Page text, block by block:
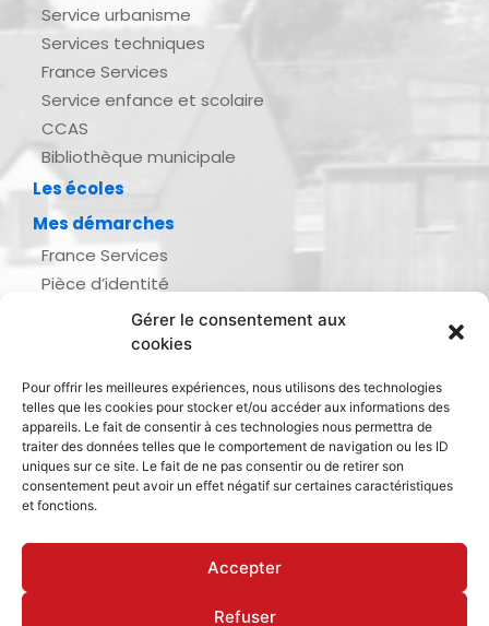
Gérer le consentement aux
cookies
Pour offrir les meilleures expériences, nous utilisons des technologies
telles que les cookies pour stocker et/ou accéder aux informations des
appareils. Le fait de consentir à ces technologies nous permettra de
traiter des données telles que le comportement de navigation ou les ID
uniques sur ce site. Le fait de ne pas consentir ou de retirer son
consentement peut avoir un effet négatif sur certaines caractéristiques
et fonctions.
Accepter
Refuser
Service urbanisme
Services techniques
France Services
Service enfance et scolaire
CCAS
Bibliothèque municipale
Les écoles
Mes démarches
France Services
Pièce d’identité
Demande d’actes d’état civil
Inscription listes électorales
Recensement militaire
Le journal de ma ville
Gestion des déchets
Mentions légales & politique de confidentialité